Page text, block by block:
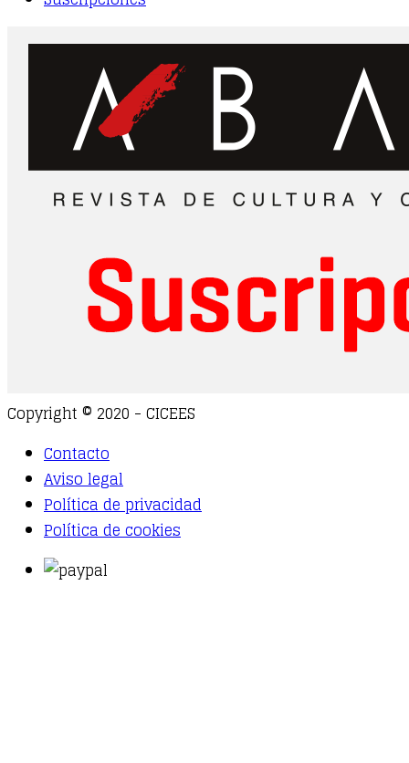
Copyright © 2020 - CICEES
Contacto
Aviso legal
Política de privacidad
Política de cookies